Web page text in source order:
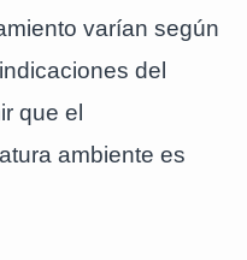
varían según
del
que el
ambiente es